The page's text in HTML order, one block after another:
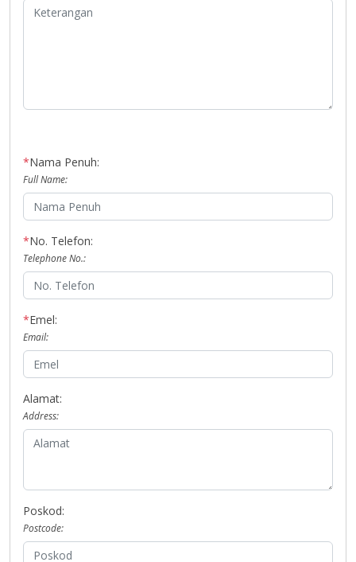
*Nama Penuh:
Full Name:
*No. Telefon:
Telephone No.:
*Emel:
Email:
Alamat:
Address:
Poskod:
Postcode: